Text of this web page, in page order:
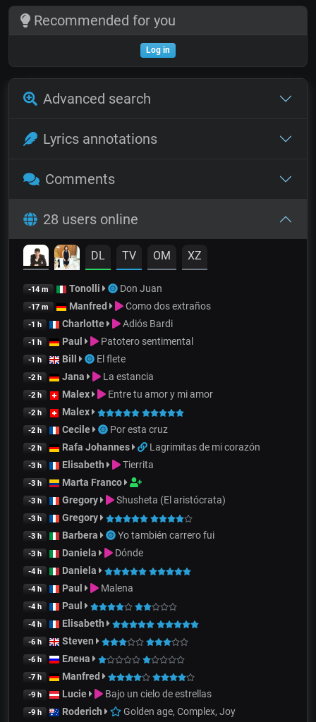
Recommended for you
Log in
Advanced search
Lyrics annotations
Comments
28 users online
DL TV OM XZ
-14 m Tonolli Don Juan
-17 m Manfred Como dos extraños
-1 h Charlotte Adiós Bardi
-1 h Paul Patotero sentimental
-1 h Bill El flete
-2 h Jana La estancia
-2 h Malex Entre tu amor y mi amor
-2 h Malex
-2 h Cecile Por esta cruz
-2 h Rafa Johannes Lagrimitas de mi corazón
-3 h Elisabeth Tierrita
-3 h Marta Franco
-3 h Gregory Shusheta (El aristócrata)
-3 h Gregory
-3 h Barbera Yo también carrero fui
-3 h Daniela Dónde
-4 h Daniela
-4 h Paul Malena
-4 h Paul
-4 h Elisabeth
-6 h Steven
-6 h Елена
-7 h Manfred
-9 h Lucie Bajo un cielo de estrellas
-9 h Roderich Golden age, Complex, Joy